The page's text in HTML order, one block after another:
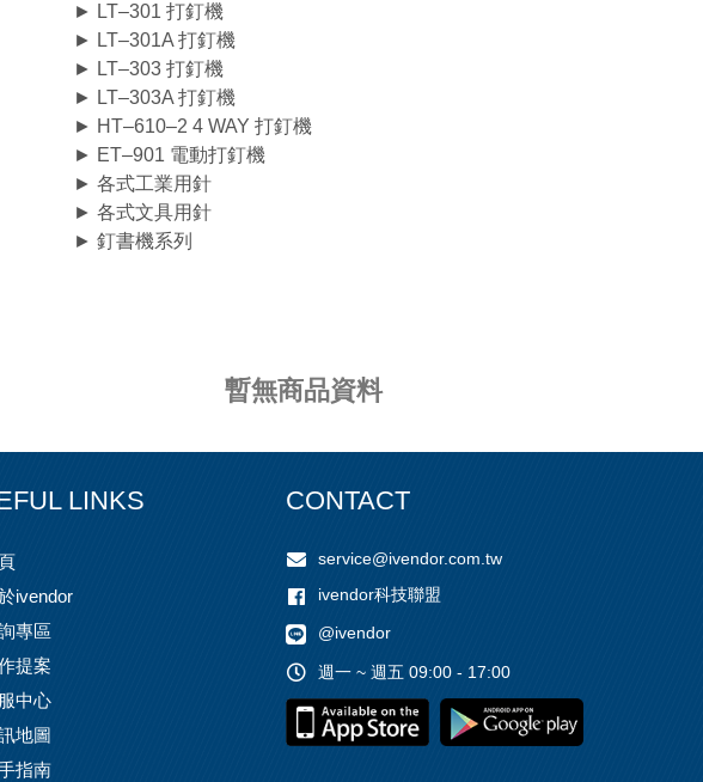
► LT–301 打釘機
► LT–301A 打釘機
► LT–303 打釘機
► LT–303A 打釘機
► HT–610–2 4 WAY 打釘機
► ET–901 電動打釘機
► 各式工業用針
► 各式文具用針
► 釘書機系列
暫無商品資料
LINKS
ivendor
專區
提案
中心
地圖
指南
CONTACT
service@ivendor.com.tw
ivendor科技聯盟
@ivendor
週一 ~ 週五 09:00 - 17:00